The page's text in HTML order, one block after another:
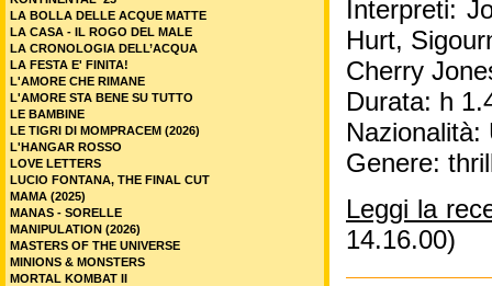
Interpreti:
Hurt,
Cherry
Durata: h
Nazionalità:
Genere:
Leggi la
14.16.00)
LA BOLLA DELLE ACQUE MATTE
LA CASA - IL ROGO DEL MALE
LA CRONOLOGIA DELL’ACQUA
LA FESTA E' FINITA!
L'AMORE CHE RIMANE
L'AMORE STA BENE SU TUTTO
LE BAMBINE
LE TIGRI DI MOMPRACEM (2026)
L'HANGAR ROSSO
LOVE LETTERS
LUCIO FONTANA, THE FINAL CUT
MAMA (2025)
MANAS - SORELLE
MANIPULATION (2026)
MASTERS OF THE UNIVERSE
MINIONS & MONSTERS
MORTAL KOMBAT II